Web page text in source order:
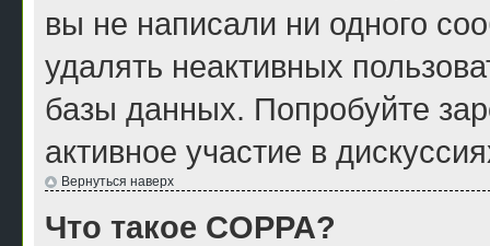
вы не написали ни одного
удалять неактивных
базы данных. Попробуйте
активное участие в
Вернуться наверх
Что такое COPPA?